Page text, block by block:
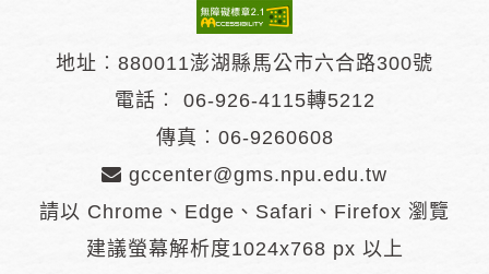
地址︰880011澎湖縣馬公市六合路300號
電話︰ 06-926-4115轉5212
傳真︰06-9260608
gccenter@gms.npu.edu.tw
請以 Chrome、Edge、Safari、Firefox 瀏覽
建議螢幕解析度1024x768 px 以上